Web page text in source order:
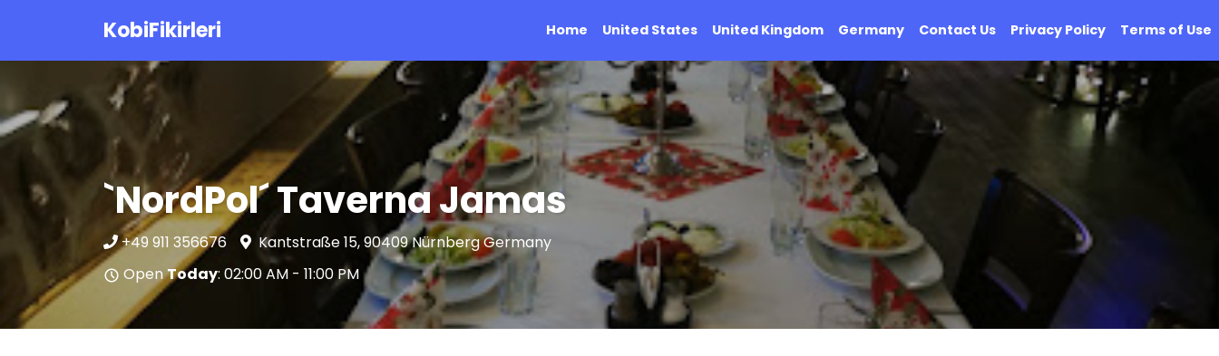
KobiFikirleri Home United States United Kingdom Germany Contact Us Privacy Policy Terms of Use
`NordPol´ Taverna Jamas
+49 911 356676
Kantstraße 15, 90409 Nürnberg Germany
OpenToday: 02:00 AM - 11:00 PM